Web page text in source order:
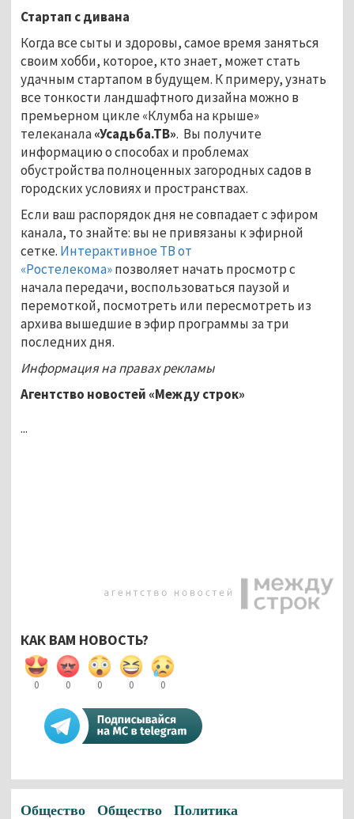
Стартап с дивана
Когда все сыты и здоровы, самое время заняться
своим хобби, которое, кто знает, может стать
удачным стартапом в будущем. К примеру, узнать
все тонкости ландшафтного дизайна можно в
премьерном цикле «Клумба на крыше»
телеканала«Усадьба.ТВ». Вы получите
информацию о способах и проблемах
обустройства полноценных загородных садов в
городских условиях и пространствах.
Если ваш распорядок дня не совпадает с эфиром
канала, то знайте: вы не привязаны к эфирной
сетке. Интерактивное ТВ от
«Ростелекома»позволяет начать просмотр с
начала передачи, воспользоваться паузой и
перемоткой, посмотреть или пересмотреть из
архива вышедшие в эфир программы за три
последних дня.
Информация на правах рекламы
Агентство новостей «Между строк»
...
КАК ВАМ НОВОСТЬ?
0 0 0 0 0
Общество Общество Политика